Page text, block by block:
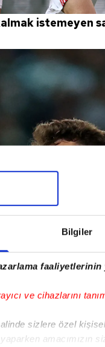
Bilgiler
faaliyetlerinin
ve cihazlarını
sizlere özel
amacımızın
istemeyen